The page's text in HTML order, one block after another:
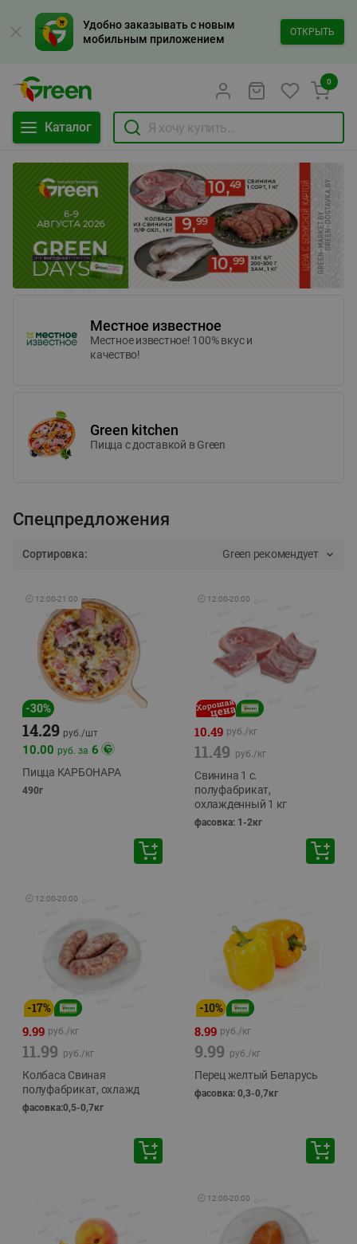
Удобно заказывать с новым
мобильным приложением
ОТКРЫТЬ
Каталог
0
Местное известное
Местное известное! 100% вкус и
качество!
Green kitchen
Пицца c доставкой в Green
Спецпредложения
Сортировка: Green рекомендует
🕘 12:00-21:00
-30%
14.29 руб./шт
10.00 руб. за 6
Пицца КАРБОНАРА
490г
🕘 12:00-20:00
10.49 руб./кг
11.49 руб./кг
Свинина 1 с.
полуфабрикат,
охлажденный 1 кг
фасовка: 1-2кг
🕘 12:00-20:00
-17%
9.99 руб./кг
11.99 руб./кг
Колбаса Свиная
полуфабрикат, охлажд
фасовка:0,5-0,7кг
-10%
8.99 руб./кг
9.99 руб./кг
Перец желтый Беларусь
фасовка: 0,3-0,7кг
🕘 12:00-20:00